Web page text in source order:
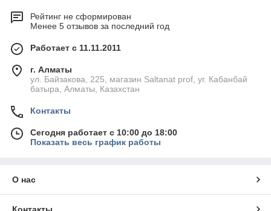
Рейтинг не сформирован
Менее 5 отзывов за последний год
Работает с 11.11.2011
г. Алматы
ул. Байзакова, 225, магазин Saltanat prof, уг. Кабанбай
батыра, Алматы, Казахстан
Контакты
Сегодня работает с 10:00 до 18:00
Показать весь график работы
О нас